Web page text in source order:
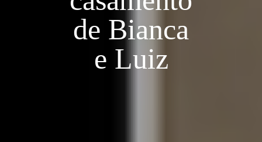
de Bianca
e Luiz